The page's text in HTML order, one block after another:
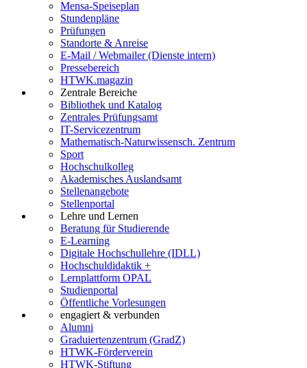
Mensa-Speiseplan
Stundenpläne
Prüfungen
Standorte & Anreise
E-Mail / Webmailer (Dienste intern)
Pressebereich
HTWK.magazin
Zentrale Bereiche
Bibliothek und Katalog
Zentrales Prüfungsamt
IT-Servicezentrum
Mathematisch-Naturwissensch. Zentrum
Sport
Hochschulkolleg
Akademisches Auslandsamt
Stellenangebote
Stellenportal
Lehre und Lernen
Beratung für Studierende
E-Learning
Digitale Hochschullehre (IDLL)
Hochschuldidaktik +
Lernplattform OPAL
Studienportal
Öffentliche Vorlesungen
engagiert & verbunden
Alumni
Graduiertenzentrum (GradZ)
HTWK-Förderverein
HTWK-Stiftung